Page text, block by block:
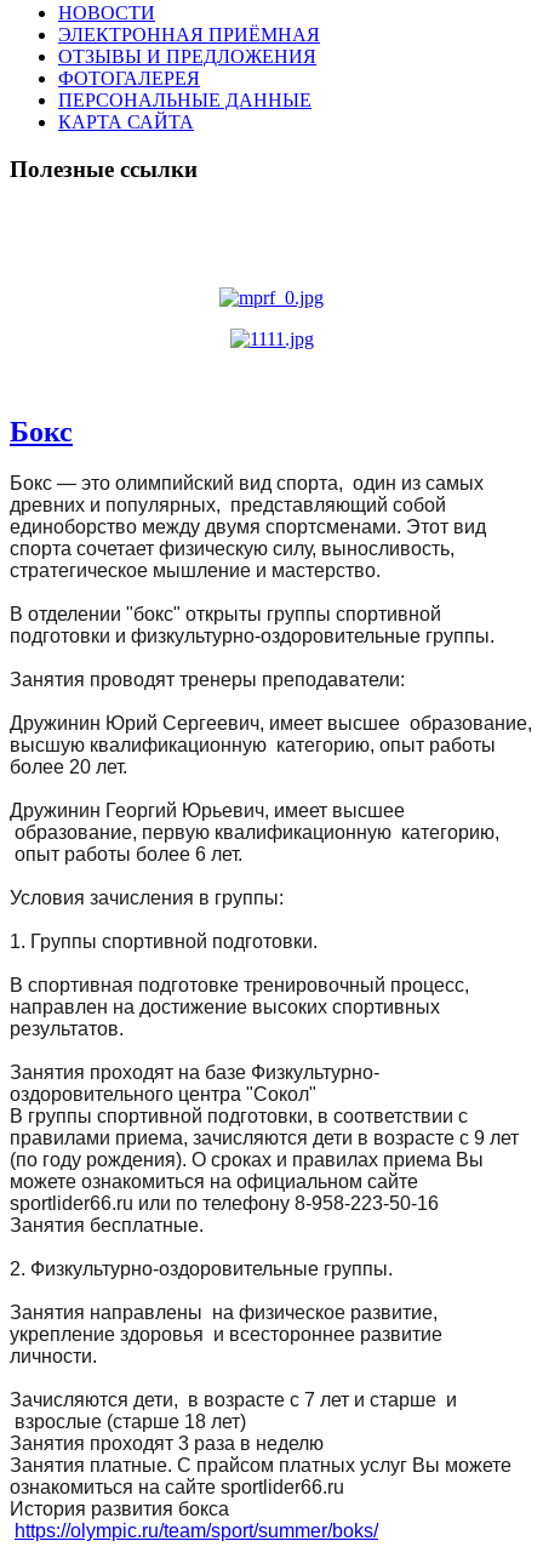
НОВОСТИ
ЭЛЕКТРОННАЯ ПРИЁМНАЯ
ОТЗЫВЫ И ПРЕДЛОЖЕНИЯ
ФОТОГАЛЕРЕЯ
ПЕРСОНАЛЬНЫЕ ДАННЫЕ
КАРТА САЙТА
Полезные ссылки
Бокс
Бокс — это олимпийский вид спорта, один из самых
древних и популярных, представляющий собой
единоборство между двумя спортсменами. Этот вид
спорта сочетает физическую силу, выносливость,
стратегическое мышление и мастерство.
В отделении "бокс" открыты группы спортивной
подготовки и физкультурно-оздоровительные группы.
Занятия проводят тренеры преподаватели:
Дружинин Юрий Сергеевич, имеет высшее образование,
высшую квалификационную категорию, опыт работы
более 20 лет.
Дружинин Георгий Юрьевич, имеет высшее
образование, первую квалификационную категорию,
опыт работы более 6 лет.
Условия зачисления в группы:
1. Группы спортивной подготовки.
В спортивная подготовке тренировочный процесс,
направлен на достижение высоких спортивных
результатов.
Занятия проходят на базе Физкультурно-
оздоровительного центра "Сокол"
В группы спортивной подготовки, в соответствии с
правилами приема, зачисляются дети в возрасте с 9 лет
(по году рождения). О сроках и правилах приема Вы
можете ознакомиться на официальном сайте
sportlider66.ru или по телефону 8-958-223-50-16
Занятия бесплатные.
2. Физкультурно-оздоровительные группы.
Занятия направлены на физическое развитие,
укрепление здоровья и всестороннее развитие
личности.
Зачисляются дети, в возрасте с 7 лет и старше и
взрослые (старше 18 лет)
Занятия проходят 3 раза в неделю
Занятия платные. С прайсом платных услуг Вы можете
ознакомиться на сайте sportlider66.ru
История развития бокса
https://olympic.ru/team/sport/summer/boks/